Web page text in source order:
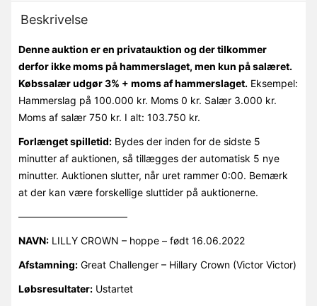
Beskrivelse
Denne auktion er en privatauktion og der tilkommer
derfor ikke moms på hammerslaget, men kun på salæret.
Købssalær udgør 3% + moms af hammerslaget.Eksempel:
Hammerslag på 100.000 kr. Moms 0 kr. Salær 3.000 kr.
Moms af salær 750 kr. I alt: 103.750 kr.
Forlænget spilletid:Bydes der inden for de sidste 5
minutter af auktionen, så tillægges der automatisk 5 nye
minutter. Auktionen slutter, når uret rammer 0:00. Bemærk
at der kan være forskellige sluttider på auktionerne.
———————————
NAVN:LILLY CROWN – hoppe – født 16.06.2022
Afstamning:Great Challenger – Hillary Crown (Victor Victor)
Løbsresultater:Ustartet